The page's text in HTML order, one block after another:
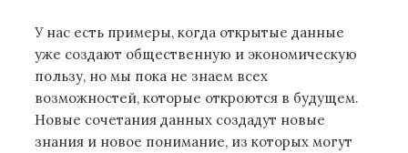
У нас есть примеры, когда открытые данные
уже создают общественную и экономическую
пользу, но мы пока не знаем всех
возможностей, которые откроются в будущем.
Новые сочетания данных создадут новые
знания и новое понимание, из которых могут